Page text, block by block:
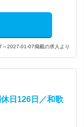
2027-01-07掲載の求人より
日126日／和歌